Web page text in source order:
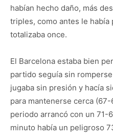
habían hecho daño, más
triples, como antes le había
totalizaba once.
El Barcelona estaba bien
partido seguía sin
jugaba sin presión y hacía
para mantenerse cerca
periodo arrancó con un 71-
minuto había un peligroso